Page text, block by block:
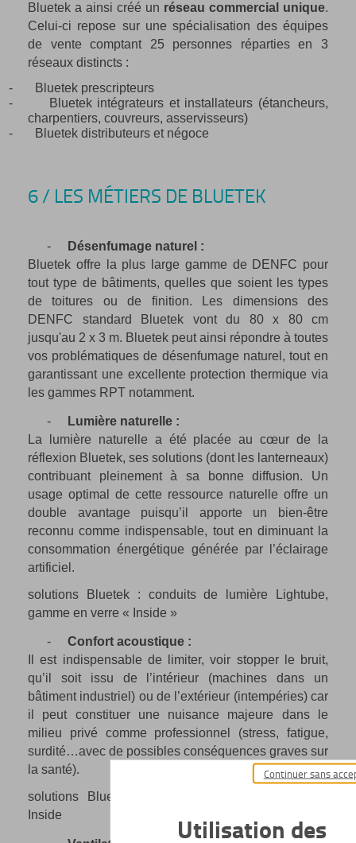
Bluetek a ainsi créé un réseau commercial unique.
Celui-ci repose sur une spécialisation des équipes
de vente comptant 25 personnes réparties en 3
réseaux distincts :
-
Bluetek prescripteurs
-
Bluetek intégrateurs et installateurs (étancheurs,
charpentiers, couvreurs, asservisseurs)
-
Bluetek distributeurs et négoce
6 / LES MÉTIERS DE BLUETEK
-
Désenfumage naturel :
Bluetek offre la plus large gamme de DENFC pour
tout type de bâtiments, quelles que soient les types
de toitures ou de finition. Les dimensions des
DENFC standard Bluetek vont du 80 x 80 cm
jusqu'au 2 x 3 m. Bluetek peut ainsi répondre à toutes
vos problématiques de désenfumage naturel, tout en
garantissant une excellente protection thermique via
les gammes RPT notamment.
-
Lumière naturelle :
La lumière naturelle a été placée au cœur de la
réflexion Bluetek, ses solutions (dont les lanterneaux)
contribuant pleinement à sa bonne diffusion. Un
usage optimal de cette ressource naturelle offre un
double avantage puisqu’il apporte un bien-être
reconnu comme indispensable, tout en diminuant la
consommation énergétique générée par l’éclairage
artificiel.
solutions Bluetek : conduits de lumière Lightube,
gamme en verre « Inside »
-
Confort acoustique :
Il est indispensable de limiter, voir stopper le bruit,
qu’il soit issu de l’intérieur (machines dans un
bâtiment industriel) ou de l’extérieur (intempéries) car
il peut constituer une nuisance majeure dans le
milieu privé comme professionnel (stress, fatigue,
surdité…avec de possibles conséquences graves sur
la santé).
solutions Bluetek : Pearl Inside©, gamme Phoni
Inside
Utilisation des
Continuer sans